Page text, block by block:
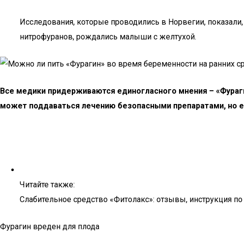
Исследования, которые проводились в Норвегии,
нитрофуранов, рождались малыши с желтухой.
Все медики придерживаются единогласного мнения –
может поддаваться лечению безопасными препаратами, но
Читайте также:
Слабительное средство «Фитолакс»: отзывы, инструкция
Фурагин вреден для плода